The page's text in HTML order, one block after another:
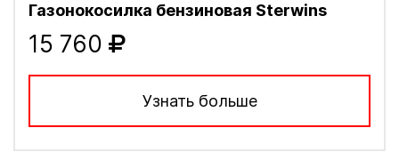
Газонокосилка бензиновая Sterwins
15 760
Узнать больше